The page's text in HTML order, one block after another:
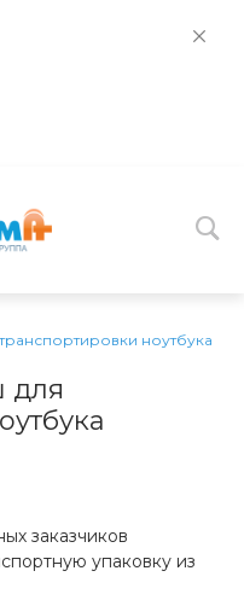
ноутбука
для
заказчиков
упаковку из